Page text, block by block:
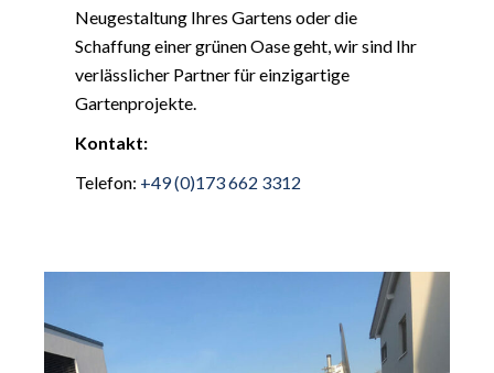
Neugestaltung Ihres Gartens oder die
Schaffung einer grünen Oase geht, wir sind Ihr
verlässlicher Partner für einzigartige
Gartenprojekte.
Kontakt:
Telefon: +49 (0)173 662 3312